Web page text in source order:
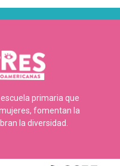
primaria que
fomentan la
la diversidad.